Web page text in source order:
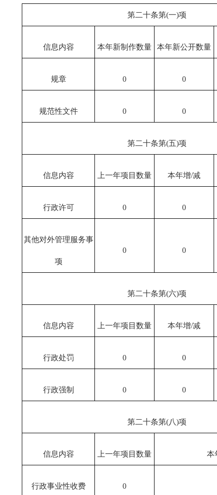
第二十条第(一)项
信息内容 本年新制作数量 本年新公开数量
规章 0 0
规范性文件 0 0
第二十条第(五)项
信息内容 上一年项目数量 本年增/减
行政许可 0 0
其他对外管理服务事
项
0 0
第二十条第(六)项
信息内容 上一年项目数量 本年增/减
行政处罚 0 0
行政强制 0 0
第二十条第(八)项
信息内容 上一年项目数量 本
行政事业性收费 0